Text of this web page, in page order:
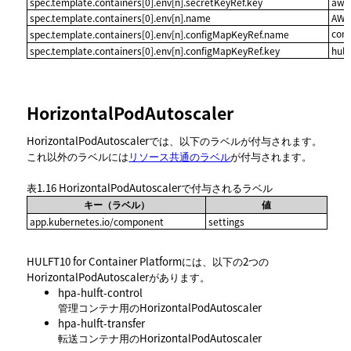
spec.template.containers[0].env[n].name
spec.template.containers[0].env[n].configMapKeyRef.name
spec.template.containers[0].env[n].configMapKeyRef.key
HorizontalPodAutoscaler
HorizontalPodAutoscalerでは、以下のラベルが付与されます。
これ以外のラベルには リソース共通のラベルが付与されます。
表1.16 HorizontalPodAutoscalerで付与されるラベル
キー（ラベル）
値
app.kubernetes.io/component
settings
HULFT10 for Container Platformには、以下の2つの
HorizontalPodAutoscalerがあります。
hpa-hulft-control
管理コンテナ用のHorizontalPodAutoscaler
hpa-hulft-transfer
転送コンテナ用のHorizontalPodAutoscaler